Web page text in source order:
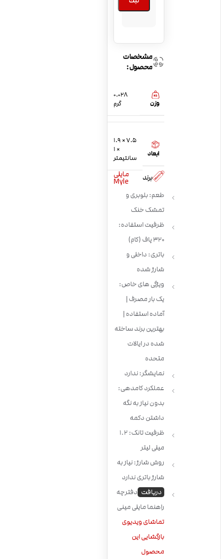
مشخصات
محصول:
وزن
0.028
گرم
ابعاد
7.5 × 1.9
× 1
سانتیمتر
برند مایلی
Myle
طعم: بلوبری و
تمشک خنک
ظرفیت استفاده:
320 پاف (کام)
باتری: داخلی و
شارژ شده
ویژگی های خاص:
یک بار مصرف |
آماده استفاده |
بهترین برند ساخته
شده در ایالات
متحده
نمایشگر: ندارد
عملکرد کامدهی:
بدون نیاز به نگه
داشتن دکمه
ظرفیت تانک: 1.2
میلی لیتر
روش شارژ: نیاز به
شارژ باتری ندارد
دریافت دفترچه
راهنما مایلی مینی
تماشای ویدیوی
بازگشایی این
محصول